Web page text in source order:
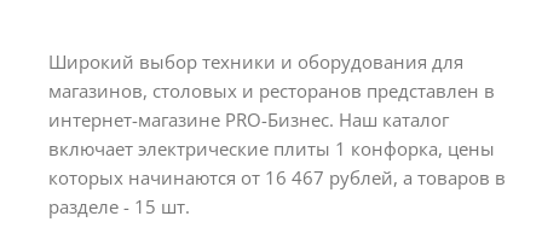
Широкий выбор техники и оборудования для
магазинов, столовых и ресторанов представлен в
интернет-магазине PRO-Бизнес. Наш каталог
включает электрические плиты 1 конфорка, цены
которых начинаются от 16 467 рублей, а товаров в
разделе - 15 шт.